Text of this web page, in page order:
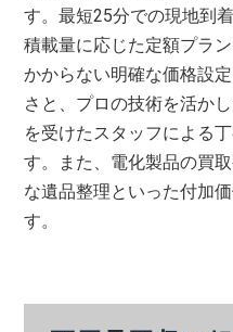
す。最短25分での現地到
積載量に応じた定額プラ
かからない明確な価格設
さと、プロの技術を活か
を受けたスタッフによる
す。また、電化製品の買
な遺品整理といった付加
す。